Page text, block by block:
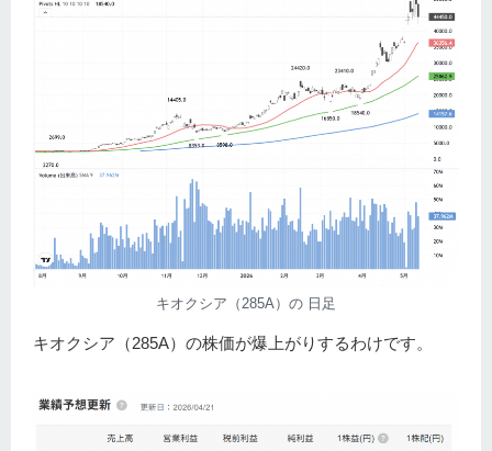
キオクシア（285A）の 日足
キオクシア（285A）の株価が爆上がりするわけです。